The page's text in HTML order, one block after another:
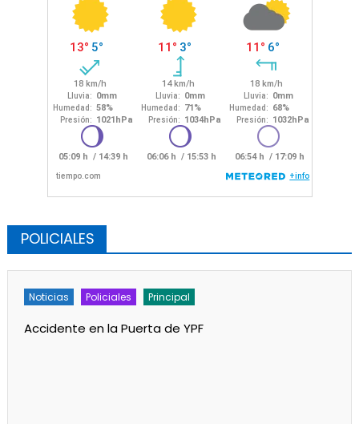
POLICIALES
Noticias Policiales Principal
Accidente en la Puerta de YPF